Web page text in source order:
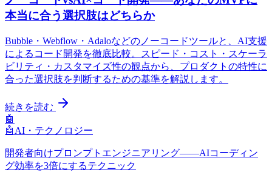
本当に合う選択肢はどちらか
Bubble・Webflow・Adaloなどのノーコードツールと、AI支援
によるコード開発を徹底比較。スピード・コスト・スケーラ
ビリティ・カスタマイズ性の観点から、プロダクトの特性に
合った選択肢を判断するための基準を解説します。
続きを読む
🤖
🤖 AI・テクノロジー
開発者向けプロンプトエンジニアリング——AIコーディン
グ効率を3倍にするテクニック